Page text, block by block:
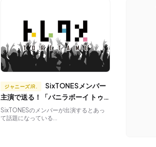
ジャニーズJR.
主演で送る！「バニラボーイ トゥモ
ロー・イズ・アナザー・デイ」
SixTONESのメンバーが出演するとあっ
て話題になっている...